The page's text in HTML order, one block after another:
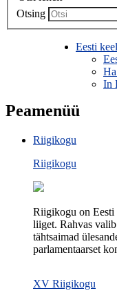
Otsing
Eesti
На
In
Peamenüü
Riigikogu
Riigikogu
Riigikogu on Eesti
liiget. Rahvas
tähtsaimad
parlamentaarset
XV Riigikogu